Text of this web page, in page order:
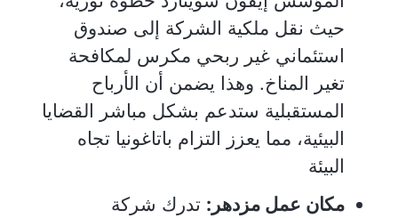
حيث نقل ملكية الشركة إلى صندوق
استئماني غير ربحي مكرس لمكافحة
تغير المناخ. وهذا يضمن أن الأرباح
المستقبلية ستدعم بشكل مباشر القضايا
البيئية، مما يعزز التزام باتاغونيا تجاه
البيئة
مكان عمل مزدهر: تدرك شركة